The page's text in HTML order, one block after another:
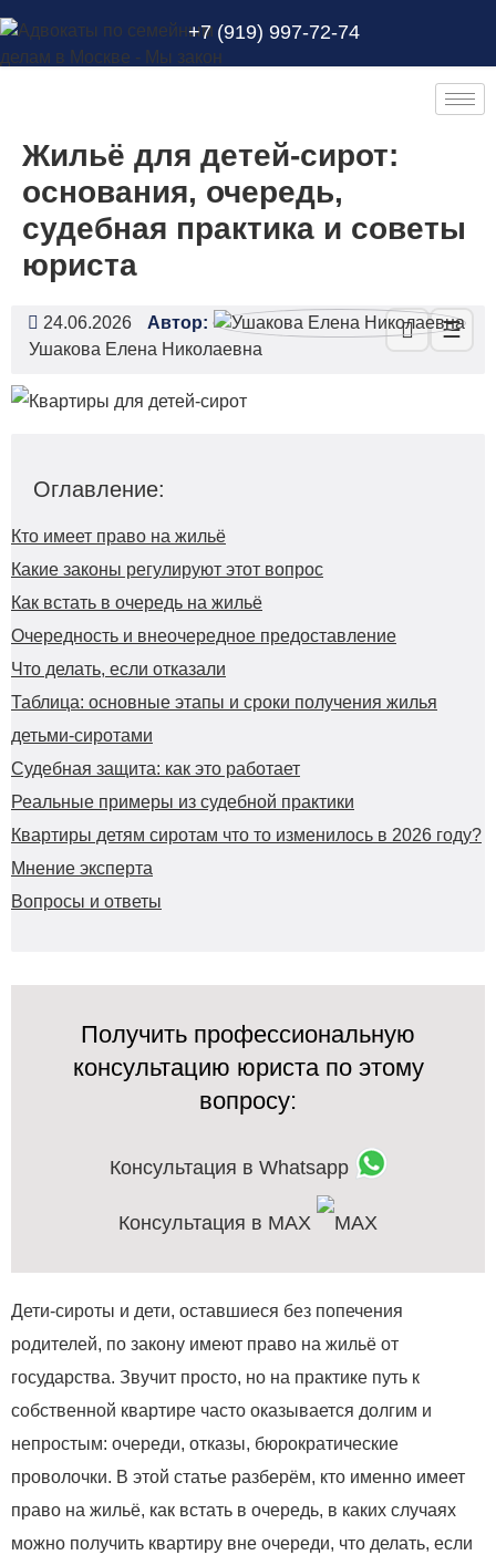
+7 (919) 997-72-74
Жильё для детей‑сирот:
основания, очередь,
судебная практика и советы
юриста
24.06.2026
Автор:
Ушакова Елена Николаевна
☰
Оглавление:
Кто имеет право на жильё
Какие законы регулируют этот вопрос
Как встать в очередь на жильё
Очередность и внеочередное предоставление
Что делать, если отказали
Таблица: основные этапы и сроки получения жилья
детьми‑сиротами
Судебная защита: как это работает
Реальные примеры из судебной практики
Квартиры детям сиротам что то изменилось в 2026 году?
Мнение эксперта
Вопросы и ответы
Получить профессиональную
консультацию юриста по этому
вопросу:
Консультация в Whatsapp
Консультация в MAX
Дети‑сироты и дети, оставшиеся без попечения
родителей, по закону имеют право на жильё от
государства. Звучит просто, но на практике путь к
собственной квартире часто оказывается долгим и
непростым: очереди, отказы, бюрократические
проволочки. В этой статье разберём, кто именно имеет
право на жильё, как встать в очередь, в каких случаях
можно получить квартиру вне очереди, что делать, если